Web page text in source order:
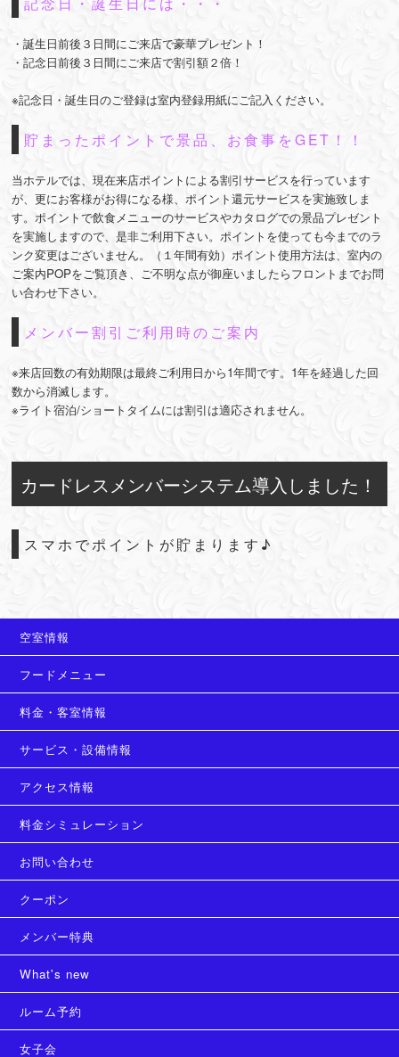
・誕生日前後３日間にご来店で豪華プレゼント！
・記念日前後３日間にご来店で割引額２倍！
※記念日・誕生日のご登録は室内登録用紙にご記入ください。
貯まったポイントで景品、お食事をGET！！
当ホテルでは、現在来店ポイントによる割引サービスを行っています
が、更にお客様がお得になる様、ポイント還元サービスを実施致しま
す。ポイントで飲食メニューのサービスやカタログでの景品プレゼント
を実施しますので、是非ご利用下さい。ポイントを使っても今までのラ
ンク変更はございません。（１年間有効）ポイント使用方法は、室内の
ご案内POPをご覧頂き、ご不明な点が御座いましたらフロントまでお問
い合わせ下さい。
メンバー割引ご利用時のご案内
※来店回数の有効期限は最終ご利用日から1年間です。1年を経過した回
数から消滅します。
※ライト宿泊/ショートタイムには割引は適応されません。
カードレスメンバーシステム導入しました！
スマホでポイントが貯まります♪
空室情報
フードメニュー
料金・客室情報
サービス・設備情報
アクセス情報
料金シミュレーション
お問い合わせ
クーポン
メンバー特典
What's new
ルーム予約
女子会